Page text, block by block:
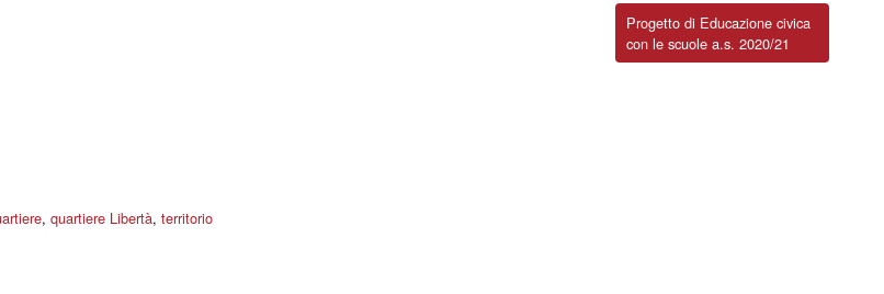
, quartiere Libertà, territorio
Progetto di Educazione civica
con le scuole a.s. 2020/21